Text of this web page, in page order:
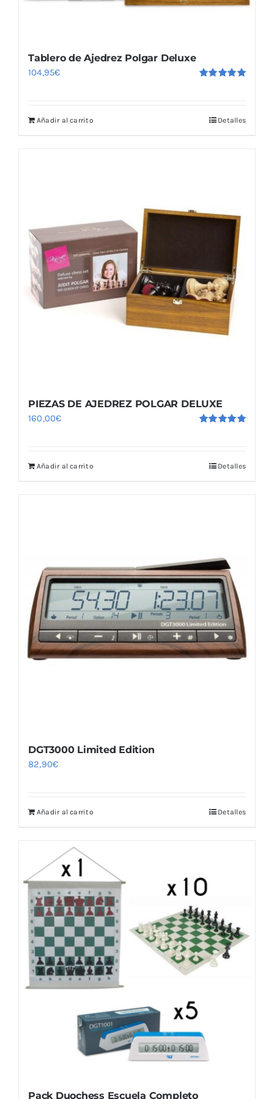
Tablero de Ajedrez Polgar Deluxe
104,95€
Añadir al carrito Detalles
PIEZAS DE AJEDREZ POLGAR DELUXE
160,00€
Añadir al carrito Detalles
DGT3000 Limited Edition
82,90€
Añadir al carrito Detalles
Pack Duochess Escuela Completo